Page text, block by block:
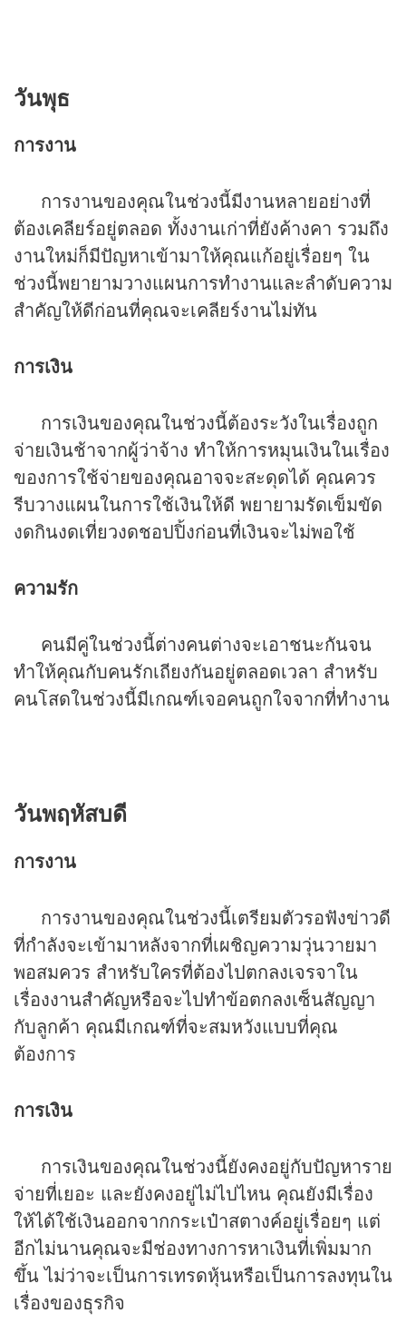
วันพุธ
การงาน
การงานของคุณในช่วงนี้มีงานหลายอย่างที่
ต้องเคลียร์อยู่ตลอด ทั้งงานเก่าที่ยังค้างคา รวมถึง
งานใหม่ก็มีปัญหาเข้ามาให้คุณแก้อยู่เรื่อยๆ ใน
ช่วงนี้พยายามวางแผนการทำงานและลำดับความ
สำคัญให้ดีก่อนที่คุณจะเคลียร์งานไม่ทัน
การเงิน
การเงินของคุณในช่วงนี้ต้องระวังในเรื่องถูก
จ่ายเงินช้าจากผู้ว่าจ้าง ทำให้การหมุนเงินในเรื่อง
ของการใช้จ่ายของคุณอาจจะสะดุดได้ คุณควร
รีบวางแผนในการใช้เงินให้ดี พยายามรัดเข็มขัด
งดกินงดเที่ยวงดชอปปิ้งก่อนที่เงินจะไม่พอใช้
ความรัก
คนมีคู่ในช่วงนี้ต่างคนต่างจะเอาชนะกันจน
ทำให้คุณกับคนรักเถียงกันอยู่ตลอดเวลา สำหรับ
คนโสดในช่วงนี้มีเกณฑ์เจอคนถูกใจจากที่ทำงาน
วันพฤหัสบดี
การงาน
การงานของคุณในช่วงนี้เตรียมตัวรอฟังข่าวดี
ที่กำลังจะเข้ามาหลังจากที่เผชิญความวุ่นวายมา
พอสมควร สำหรับใครที่ต้องไปตกลงเจรจาใน
เรื่องงานสำคัญหรือจะไปทำข้อตกลงเซ็นสัญญา
กับลูกค้า คุณมีเกณฑ์ที่จะสมหวังแบบที่คุณ
ต้องการ
การเงิน
การเงินของคุณในช่วงนี้ยังคงอยู่กับปัญหาราย
จ่ายที่เยอะ และยังคงอยู่ไม่ไปไหน คุณยังมีเรื่อง
ให้ได้ใช้เงินออกจากกระเป๋าสตางค์อยู่เรื่อยๆ แต่
อีกไม่นานคุณจะมีช่องทางการหาเงินที่เพิ่มมาก
ขึ้น ไม่ว่าจะเป็นการเทรดหุ้นหรือเป็นการลงทุนใน
เรื่องของธุรกิจ